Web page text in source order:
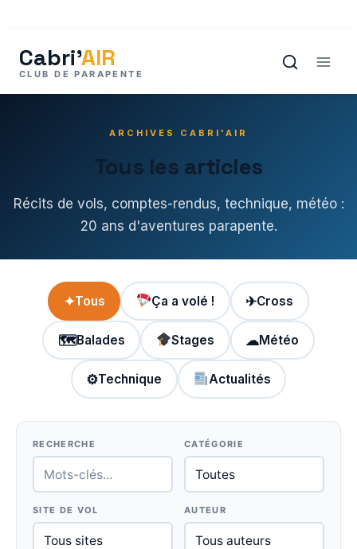
contenu
ARCHIVES CABRI'AIR
Tous les articles
Récits de vols, comptes-rendus, technique, météo :
20 ans d'aventures parapente.
✦Tous Ça a volé ! ✈Cross
🗺Balades Stages ☁Météo
⚙Technique Actualités
RECHERCHE CATÉGORIE
SITE DE VOL AUTEUR